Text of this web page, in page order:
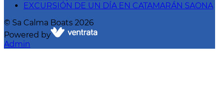
EXCURSIÓN DE UN DÍA EN CATAMARÁN SAONA
© Sa Calma Boats 2026
Powered by
Admin